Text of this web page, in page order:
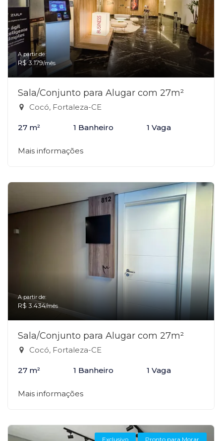
A partir de:
R$ 3.179/mês
Sala/Conjunto para Alugar com 27m²
Cocó, Fortaleza-CE
27 m² 1 Banheiro 1 Vaga
Mais informações
A partir de:
R$ 3.434/mês
Sala/Conjunto para Alugar com 27m²
Cocó, Fortaleza-CE
27 m² 1 Banheiro 1 Vaga
Mais informações
Exclusivo Pronto para Morar